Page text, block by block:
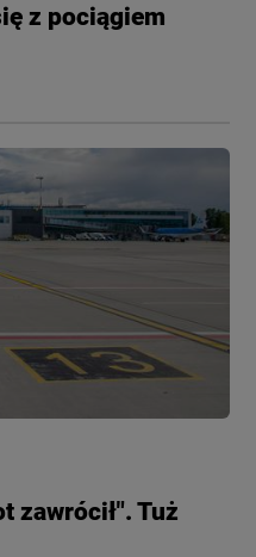
z pociągiem
zawrócił". Tuż